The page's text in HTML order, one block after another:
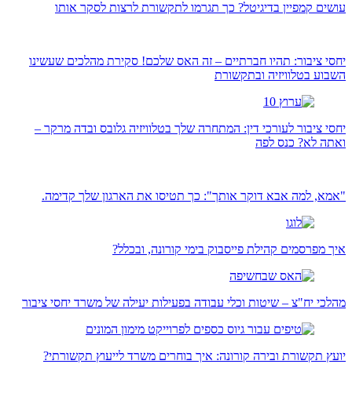
עושים קמפיין בדיגיטל? כך תגרמו לתקשורת לרצות לסקר אותו
יחסי ציבור: תהיו חברתיים – זה האס שלכם! סקירת מהלכים שעשינו
השבוע בטלוויזיה ובתקשורת
יחסי ציבור לעורכי דין: המתחרה שלך בטלוויזיה גלובס ובדה מרקר –
ואתה לא? כנס לפה
"אמא, למה אבא דוקר אותך": כך תטיסו את הארגון שלך קדימה.
איך מפרסמים קהילת פייסבוק בימי קורונה, ובכלל?
מהלכי יח"צ – שיטות וכלי עבודה בפעילות יעילה של משרד יחסי ציבור
יועץ תקשורת ובירה קורונה: איך בוחרים משרד לייעוץ תקשורתי?